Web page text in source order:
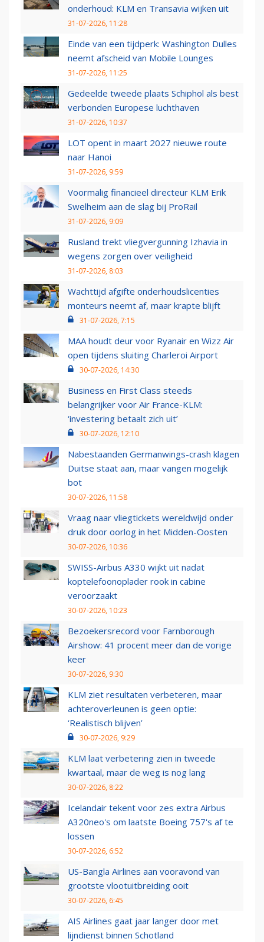
onderhoud: KLM en Transavia wijken uit
31-07-2026, 11:28
Einde van een tijdperk: Washington Dulles
neemt afscheid van Mobile Lounges
31-07-2026, 11:25
Gedeelde tweede plaats Schiphol als best
verbonden Europese luchthaven
31-07-2026, 10:37
LOT opent in maart 2027 nieuwe route
naar Hanoi
31-07-2026, 9:59
Voormalig financieel directeur KLM Erik
Swelheim aan de slag bij ProRail
31-07-2026, 9:09
Rusland trekt vliegvergunning Izhavia in
wegens zorgen over veiligheid
31-07-2026, 8:03
Wachttijd afgifte onderhoudslicenties
monteurs neemt af, maar krapte blijft
31-07-2026, 7:15
MAA houdt deur voor Ryanair en Wizz Air
open tijdens sluiting Charleroi Airport
30-07-2026, 14:30
Business en First Class steeds
belangrijker voor Air France-KLM:
‘investering betaalt zich uit’
30-07-2026, 12:10
Nabestaanden Germanwings-crash klagen
Duitse staat aan, maar vangen mogelijk
bot
30-07-2026, 11:58
Vraag naar vliegtickets wereldwijd onder
druk door oorlog in het Midden-Oosten
30-07-2026, 10:36
SWISS-Airbus A330 wijkt uit nadat
koptelefoonoplader rook in cabine
veroorzaakt
30-07-2026, 10:23
Bezoekersrecord voor Farnborough
Airshow: 41 procent meer dan de vorige
keer
30-07-2026, 9:30
KLM ziet resultaten verbeteren, maar
achteroverleunen is geen optie:
‘Realistisch blijven’
30-07-2026, 9:29
KLM laat verbetering zien in tweede
kwartaal, maar de weg is nog lang
30-07-2026, 8:22
Icelandair tekent voor zes extra Airbus
A320neo's om laatste Boeing 757's af te
lossen
30-07-2026, 6:52
US-Bangla Airlines aan vooravond van
grootste vlootuitbreiding ooit
30-07-2026, 6:45
AIS Airlines gaat jaar langer door met
lijndienst binnen Schotland